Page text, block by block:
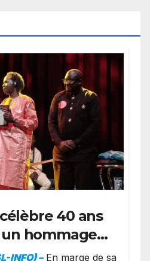
40 ans
hommage
à Oslo en
INFO) – ​En marge de sa